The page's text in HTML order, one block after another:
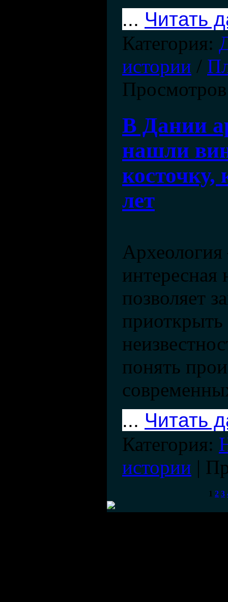
... Читать
Категория:
истории /
В Дании
нашли
косточку,
лет
Археология
интересная
позволяет
приоткрыть
понять
... Читать
Категория:
истории |
1 2 3